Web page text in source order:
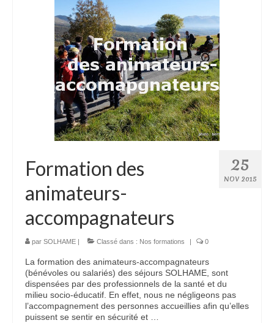
25
NOV 2015
Formation des
animateurs-
accompagnateurs
par SOLHAME | Classé dans : Nos formations | 0
La formation des animateurs-accompagnateurs
(bénévoles ou salariés) des séjours SOLHAME, sont
dispensées par des professionnels de la santé et du
milieu socio-éducatif. En effet, nous ne négligeons pas
l’accompagnement des personnes accueillies afin qu’elles
puissent se sentir en sécurité et …